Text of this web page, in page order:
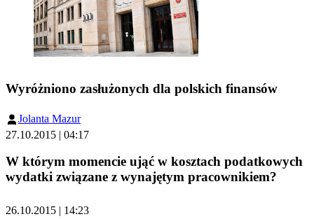
Wyróżniono zasłużonych dla polskich finansów
Jolanta Mazur
27.10.2015 | 04:17
W którym momencie ująć w kosztach podatkowych
wydatki związane z wynajętym pracownikiem?
26.10.2015 | 14:23